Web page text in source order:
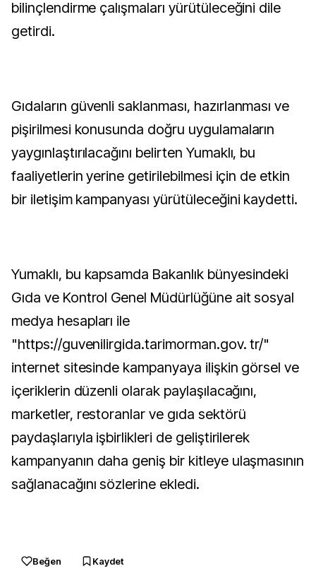
bilinçlendirme çalışmaları yürütüleceğini dile
getirdi.
Gıdaların güvenli saklanması, hazırlanması ve
pişirilmesi konusunda doğru uygulamaların
yaygınlaştırılacağını belirten Yumaklı, bu
faaliyetlerin yerine getirilebilmesi için de etkin
bir iletişim kampanyası yürütüleceğini kaydetti.
Yumaklı, bu kapsamda Bakanlık bünyesindeki
Gıda ve Kontrol Genel Müdürlüğüne ait sosyal
medya hesapları ile
"https://guvenilirgida.tarimorman.gov. tr/"
internet sitesinde kampanyaya ilişkin görsel ve
içeriklerin düzenli olarak paylaşılacağını,
marketler, restoranlar ve gıda sektörü
paydaşlarıyla işbirlikleri de geliştirilerek
kampanyanın daha geniş bir kitleye ulaşmasının
sağlanacağını sözlerine ekledi.
Beğen Kaydet